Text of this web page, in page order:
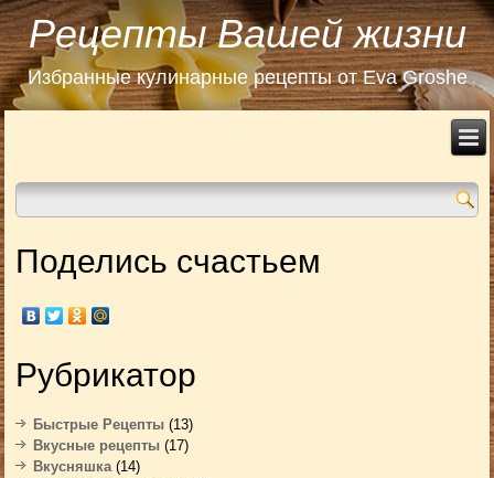
Рецепты Вашей жизни
Избранные кулинарные рецепты от Eva Groshe
Поделись счастьем
Рубрикатор
Быстрые Рецепты (13)
Вкусные рецепты (17)
Вкусняшка(14)